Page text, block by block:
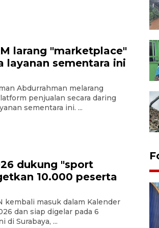
larang "marketplace"
layanan sementara ini
Abdurrahman melarang
penjualan secara daring
sementara ini. ...
dukung "sport
10.000 peserta
kembali masuk dalam Kalender
dan siap digelar pada 6
di Surabaya, ...